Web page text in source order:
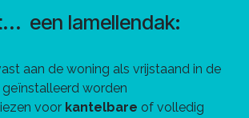
een lamellendak:
aan de woning als vrijstaand in de
geïnstalleerd worden
voor kantelbare of volledig